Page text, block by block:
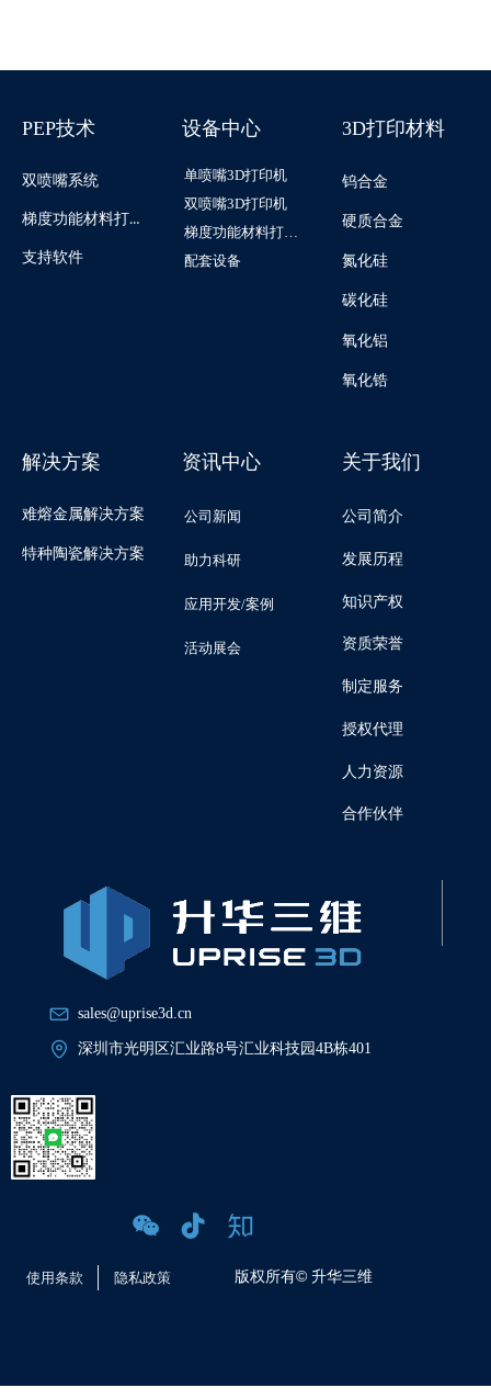
PEP技术
双喷嘴系统
梯度功能材料打印系统
支持软件
设备中心
单喷嘴3D打印机
双喷嘴3D打印机
梯度功能材料打印机
配套设备
3D打印材料
钨合金
硬质合金
氮化硅
碳化硅
氧化铝
氧化锆
解决方案
难熔金属解决方案
特种陶瓷解决方案
资讯中心
公司新闻
助力科研
应用开发/案例
活动展会
关于我们
公司简介
发展历程
知识产权
资质荣誉
制定服务
授权代理
人力资源
合作伙伴
sales@uprise3d.cn
深圳市光明区汇业路8号汇业科技园4B栋401
版权所有© 升华三维
使用条款 隐私政策